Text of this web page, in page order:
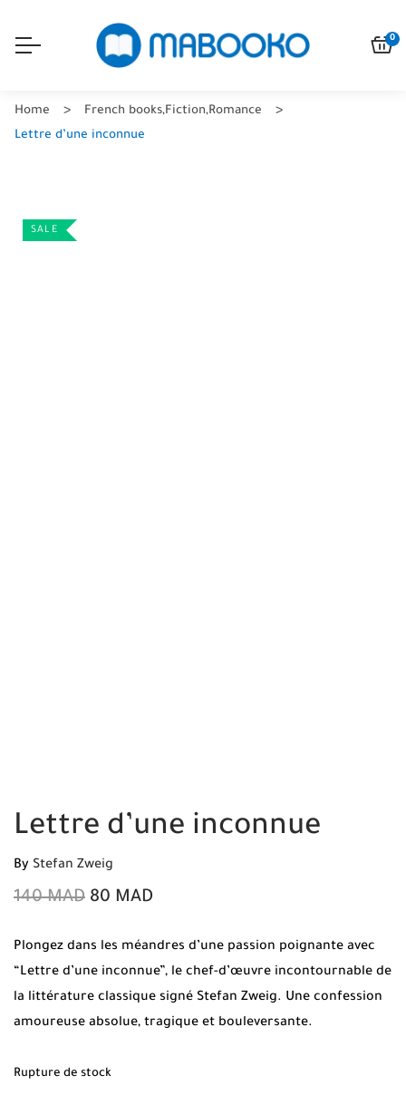
0
Home French books,Fiction,Romance
Lettre d’une inconnue
SALE
Lettre d’une inconnue
By Stefan Zweig
140MAD 80 MAD
Plongez dans les méandres d’une passion poignante avec
“Lettre d’une inconnue”, le chef-d’œuvre incontournable de
la littérature classique signé Stefan Zweig. Une confession
amoureuse absolue, tragique et bouleversante.
livraison gratuite et du paiement à la livraison (COD)
Rupture de stock